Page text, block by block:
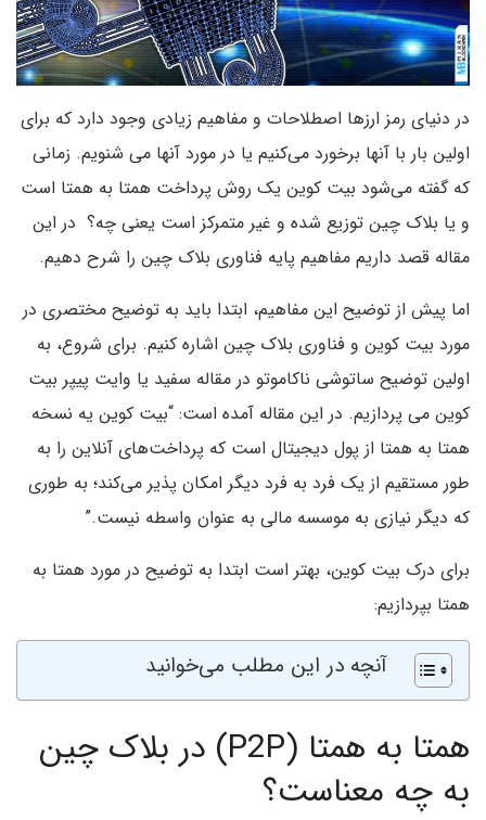
در دنیای رمز ارزها اصطلاحات و مفاهیم زیادی وجود دارد که برای
اولین بار با آنها برخورد می‌کنیم یا در مورد آنها می شنویم. زمانی
که گفته می‌شود بیت کوین یک روش پرداخت همتا به همتا است
و یا بلاک چین توزیع شده و غیر متمرکز است یعنی چه؟ در این
مقاله قصد داریم مفاهیم پایه فناوری بلاک چین را شرح دهیم.
اما پیش از توضیح این مفاهیم، ابتدا باید به توضیح مختصری در
مورد بیت کوین و فناوری بلاک چین اشاره کنیم. برای شروع، به
اولین توضیح ساتوشی ناکاموتو در مقاله سفید یا وایت پیپر بیت
کوین می پردازیم. در این مقاله آمده است: “بیت کوین یه نسخه
همتا به همتا از پول دیجیتال است که پرداخت‌های آنلاین را به
طور مستقیم از یک فرد به فرد دیگر امکان پذیر می‌کند؛ به طوری
که دیگر نیازی به موسسه مالی به عنوان واسطه نیست.”
برای درک بیت کوین، بهتر است ابتدا به توضیح در مورد همتا به
همتا بپردازیم:
آنچه در این مطلب می‌خوانید
همتا به همتا (P2P) در بلاک چین
به چه معناست؟